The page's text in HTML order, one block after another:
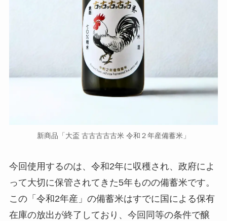
新商品「大盃 古古古古古米 令和２年産備蓄米」
今回使用するのは、令和2年に収穫され、政府によ
って大切に保管されてきた5年ものの備蓄米です。
この「令和2年産」の備蓄米はすでに国による保有
在庫の放出が終了しており、今回同等の条件で醸